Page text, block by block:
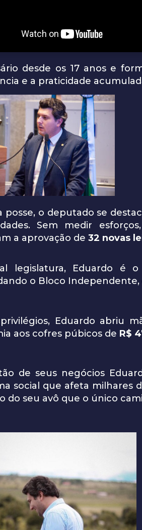
desde os 17 anos e
e a praticidade
posse, o deputado se
Sem medir
a aprovação de 32 novas
legislatura, Eduardo é
o Bloco Independente,
Eduardo abriu
aos cofres púbicos de R$
de seus negócios
social que afeta milhares
do seu avô que o único